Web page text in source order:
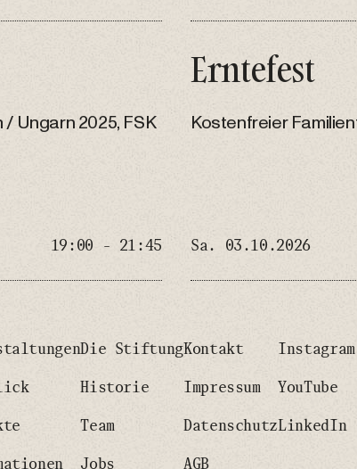
Ungarn 2025, FSK
19:00 - 21:45
Erntefest
Kostenfreier
Sa. 03.10.2026
Die Stiftung
Historie
Team
Jobs
Kontakt
Impressum
Datenschutz
AGB
Instagram
YouTube
LinkedIn